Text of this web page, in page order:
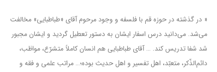
« در گذشته در حوزه‌ قم با فلسفه و وجود مرحوم آقاى «طباطبایى» مخالفت
مى‌شد. مى‌دانید درس اسفار ایشان به دستور تعطیل گردید و ایشان مجبور
شد شفا تدریس کند. … آقاى طباطبایى هم انسان کاملاً متشرّع، مواظب،
دائم‌الذّکر، متعبّد، اهل تفسیر و اهل حدیث بوده؛… مراتب علمى و فقه و